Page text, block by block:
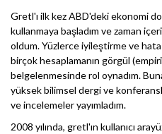
Gretl'ı ilk kez ABD'deki ekonomi
kullanmaya başladım ve zaman
oldum. Yüzlerce iyileştirme ve
birçok hesaplamanın görgül
belgelenmesinde rol oynadım.
yüksek bilimsel dergi ve
ve incelemeler yayımladım.
2008 yılında, gretl'ın kullanıcı